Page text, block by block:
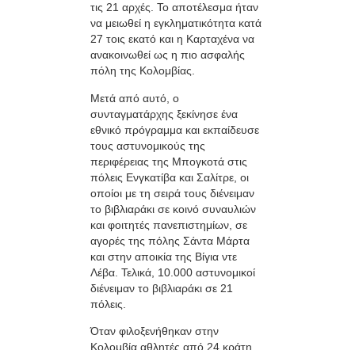
τις 21 αρχές. Το αποτέλεσμα ήταν
να μειωθεί η εγκληματικότητα κατά
27 τοις εκατό και η Καρταχένα να
ανακοινωθεί ως η πιο ασφαλής
πόλη της Κολομβίας.
Μετά από αυτό, ο
συνταγματάρχης ξεκίνησε ένα
εθνικό πρόγραμμα και εκπαίδευσε
τους αστυνομικούς της
περιφέρειας της Μπογκοτά στις
πόλεις Ενγκατίβα και Σαλίτρε, οι
οποίοι με τη σειρά τους διένειμαν
το βιβλιαράκι σε κοινό συναυλιών
και φοιτητές πανεπιστημίων, σε
αγορές της πόλης Σάντα Μάρτα
και στην αποικία της Βίγια ντε
Λέβα. Τελικά, 10.000 αστυνομικοί
διένειμαν το βιβλιαράκι σε 21
πόλεις.
Όταν φιλοξενήθηκαν στην
Κολομβία αθλητές από 24 κράτη